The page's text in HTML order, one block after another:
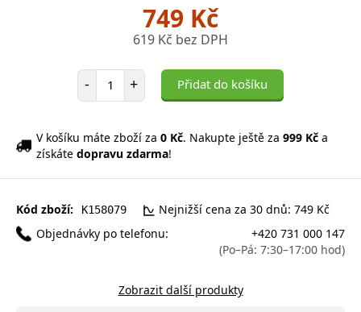
749 Kč
619 Kč bez DPH
- Počet položek
+ Přidat do košíku
V košíku máte zboží za 0 Kč. Nakupte ještě za 999 Kč a
získáte dopravu zdarma!
Kód zboží: K158079
Nejnižší cena za 30 dnů: 749 Kč
Objednávky po telefonu:
+420 731 000 147
(Po–Pá: 7:30–17:00 hod)
Zobrazit další produkty